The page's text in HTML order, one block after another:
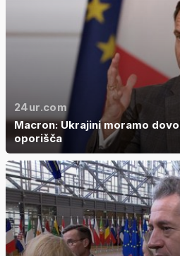
24ur.com
Macron: Ukrajini moramo
oporišča